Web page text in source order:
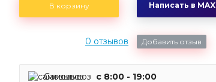
В корзину Написать в MAX
0 отзывов Добавить отзыв
Самовывоз c 8:00 - 19:00